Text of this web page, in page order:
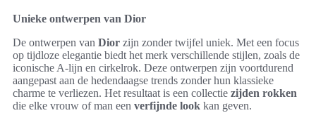
Unieke ontwerpen van Dior
De ontwerpen van Dior zijn zonder twijfel uniek. Met een focus
op tijdloze elegantie biedt het merk verschillende stijlen, zoals de
iconische A-lijn en cirkelrok. Deze ontwerpen zijn voortdurend
aangepast aan de hedendaagse trends zonder hun klassieke
charme te verliezen. Het resultaat is een collectie zijden rokken
die elke vrouw of man een verfijnde look kan geven.